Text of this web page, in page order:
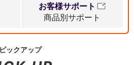
お客様サポート
商品別サポート
ピックアップ